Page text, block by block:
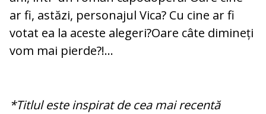
ar fi, astăzi, personajul Vica? Cu cine ar fi
votat ea la aceste alegeri?Oare câte dimineți
vom mai pierde?!…
*Titlul este inspirat de cea mai recentă